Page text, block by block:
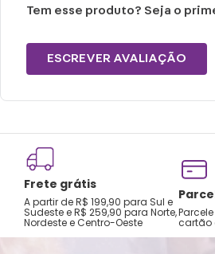
Tem esse produto? Seja o
ESCREVER AVALIAÇÃO
Frete grátis
A partir de R$ 199,90 para Sul e
Sudeste e R$ 259,90 para Norte,
Nordeste e Centro-Oeste cartão